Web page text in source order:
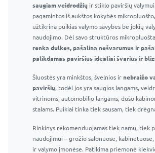
saugiam veidrodžių ir stiklo paviršių
pagamintos iš aukštos kokybės
užtikrina puikias valymo savybes be jokių
naudojimo. Dėl savo struktūros
renka dulkes, pašalina nešvarumus ir
palikdamas paviršius idealiai švarius ir
Šluostės yra minkštos, švelnios ir nebraižo
paviršių, todėl jos yra saugios langams,
vitrinoms, automobilio langams, dušo
stalams. Puikiai tinka tiek sausam, tiek
Rinkinys rekomenduojamas tiek namų, tiek
naudojimui – grožio salonuose,
ir valymo įmonėse. Patikima priemonė
valiklis
Efektyvus purškiklis ir patogus
Efektyviai pašalina muilo apnašas,
kitas įprastas vonios kambario dėmes
Nepalieka dryžių ar dėmių
stikliniams paviršiams
Tinka naudoti namuose ir